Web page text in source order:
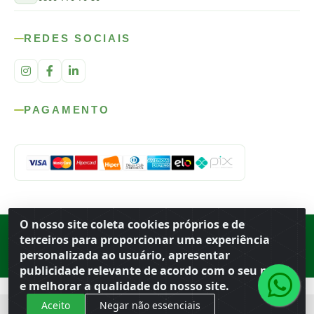
O nosso site coleta cookies próprios e de
terceiros para proporcionar uma experiência
personalizada ao usuário, apresentar
publicidade relevante de acordo com o seu perfil
e melhorar a qualidade do nosso site.
Aceito Negar não essenciais
REDES SOCIAIS
PAGAMENTO
Rod. SP-215, s/n, km 98 — Área Rural Porto Ferreira ·BR
· CEP
· CNPJ 56.679.863/0001-91
© 2026 Atacado Ideal